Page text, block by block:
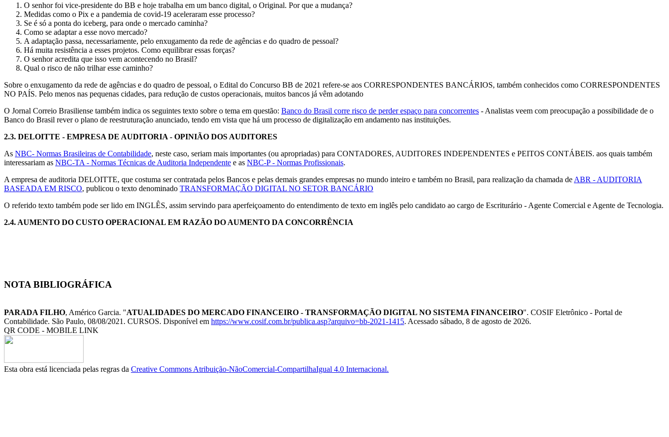
O senhor foi vice-presidente do BB e hoje trabalha em um banco digital, o Original. Por que a mudança?
Medidas como o Pix e a pandemia de covid-19 aceleraram esse processo?
Se é só a ponta do iceberg, para onde o mercado caminha?
Como se adaptar a esse novo mercado?
A adaptação passa, necessariamente, pelo enxugamento da rede de agências e do quadro de pessoal?
Há muita resistência a esses projetos. Como equilibrar essas forças?
O senhor acredita que isso vem acontecendo no Brasil?
Qual o risco de não trilhar esse caminho?
Sobre o enxugamento da rede de agências e do quadro de pessoal, o Edital do Concurso BB de 2021 refere-se aos CORRESPONDENTES BANCÁRIOS, também conhecidos como CORRESPONDENTES
NO PAÍS. Pelo menos nas pequenas cidades, para redução de custos operacionais, muitos bancos já vêm adotando
O Jornal Correio Brasiliense também indica os seguintes texto sobre o tema em questão: Banco do Brasil corre risco de perder espaço para concorrentes - Analistas veem com preocupação a possibilidade de o
Banco do Brasil rever o plano de reestruturação anunciado, tendo em vista que há um processo de digitalização em andamento nas instituições.
2.3. DELOITTE - EMPRESA DE AUDITORIA - OPINIÃO DOS AUDITORES
As NBC- Normas Brasileiras de Contabilidade, neste caso, seriam mais importantes (ou apropriadas) para CONTADORES, AUDITORES INDEPENDENTES e PEITOS CONTÁBEIS. aos quais também
interessariam as NBC-TA - Normas Técnicas de Auditoria Independente e as NBC-P - Normas Profissionais.
A empresa de auditoria DELOITTE, que costuma ser contratada pelos Bancos e pelas demais grandes empresas no mundo inteiro e também no Brasil, para realização da chamada de ABR - AUDITORIA
BASEADA EM RISCO, publicou o texto denominado TRANSFORMAÇÃO DIGITAL NO SETOR BANCÁRIO
O referido texto também pode ser lido em INGLÊS, assim servindo para aperfeiçoamento do entendimento de texto em inglês pelo candidato ao cargo de Escriturário - Agente Comercial e Agente de Tecnologia.
2.4. AUMENTO DO CUSTO OPERACIONAL EM RAZÃO DO AUMENTO DA CONCORRÊNCIA
NOTA BIBLIOGRÁFICA
PARADA FILHO, Américo Garcia. "ATUALIDADES DO MERCADO FINANCEIRO - TRANSFORMAÇÃO DIGITAL NO SISTEMA FINANCEIRO". COSIF Eletrônico - Portal de
Contabilidade. São Paulo, 08/08/2021. CURSOS. Disponível em https://www.cosif.com.br/publica.asp?arquivo=bb-2021-1415. Acessado sábado, 8 de agosto de 2026.
QR CODE - MOBILE LINK
Esta obra está licenciada pelas regras da Creative Commons Atribuição-NãoComercial-CompartilhaIgual 4.0 Internacional.